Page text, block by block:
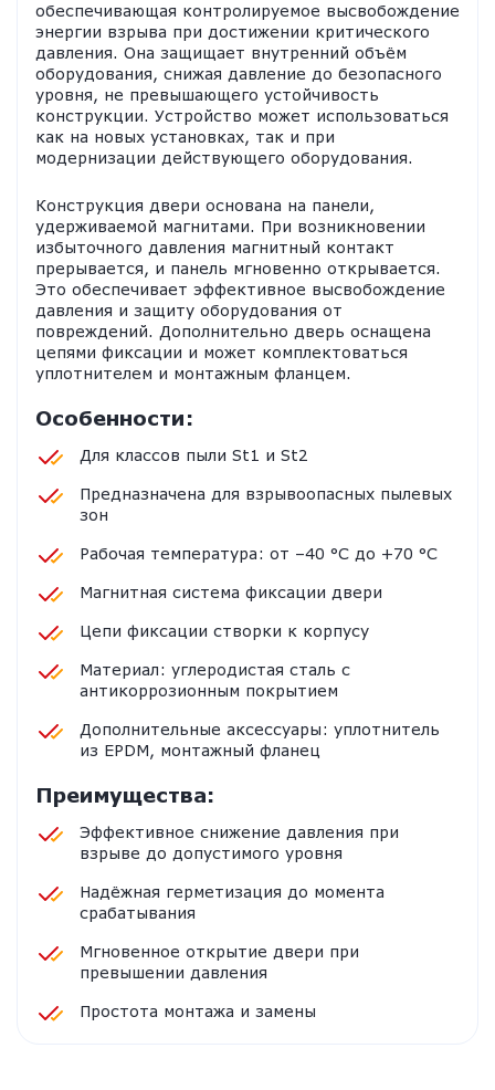
обеспечивающая контролируемое высвобождение
энергии взрыва при достижении критического
давления. Она защищает внутренний объём
оборудования, снижая давление до безопасного
уровня, не превышающего устойчивость
конструкции. Устройство может использоваться
как на новых установках, так и при
модернизации действующего оборудования.
Конструкция двери основана на панели,
удерживаемой магнитами. При возникновении
избыточного давления магнитный контакт
прерывается, и панель мгновенно открывается.
Это обеспечивает эффективное высвобождение
давления и защиту оборудования от
повреждений. Дополнительно дверь оснащена
цепями фиксации и может комплектоваться
уплотнителем и монтажным фланцем.
Особенности:
Для классов пыли St1 и St2
Предназначена для взрывоопасных пылевых
зон
Рабочая температура: от –40 °C до +70 °C
Магнитная система фиксации двери
Цепи фиксации створки к корпусу
Материал: углеродистая сталь с
антикоррозионным покрытием
Дополнительные аксессуары: уплотнитель
из EPDM, монтажный фланец
Преимущества:
Эффективное снижение давления при
взрыве до допустимого уровня
Надёжная герметизация до момента
срабатывания
Мгновенное открытие двери при
превышении давления
Простота монтажа и замены